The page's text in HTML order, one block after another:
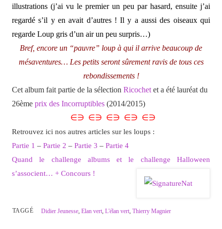
illustrations (j’ai vu le premier un peu par hasard, ensuite j’ai
regardé s’il y en avait d’autres ! Il y a aussi des oiseaux qui
regarde Loup gris d’un air un peu surpris…)
Bref, encore un “pauvre” loup à qui il arrive beaucoup de
mésaventures… Les petits seront sûrement ravis de tous ces
rebondissements !
Cet album fait partie de la sélection Ricochetet a été lauréat du
26ème prix des Incorruptibles(2014/2015)
∈∋ ∈∋ ∈∋ ∈∋ ∈∋
Retrouvez ici nos autres articles sur les loups :
Partie 1 – Partie 2 – Partie 3 – Partie 4
Quand le challenge albums et le challenge Halloween
s’associent… + Concours !
TAGGÉ Didier Jeunesse,Elan vert,L'élan vert,Thierry Magnier